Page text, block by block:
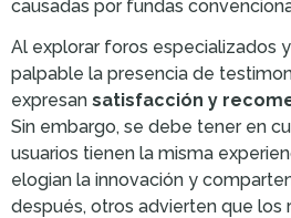
causadas por fundas
Al explorar foros especializados
palpable la presencia de
expresan satisfacción y
Sin embargo, se debe tener en
usuarios tienen la misma
elogian la innovación y
después, otros advierten que los